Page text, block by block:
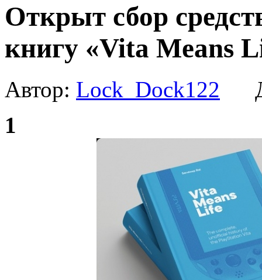
Открыт сбор
книгу «Vita Means
Автор: Lock_Dock122
1